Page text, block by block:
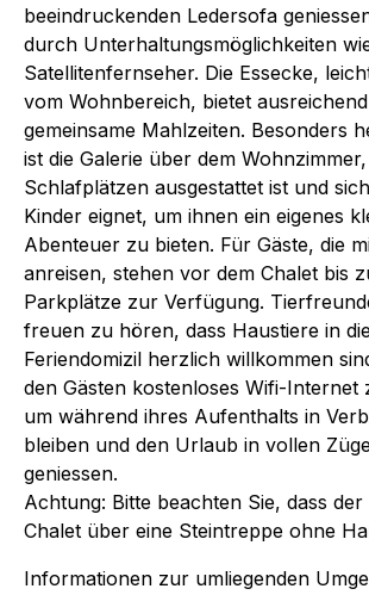
beeindruckenden Ledersofa
durch Unterhaltungsmöglichkeiten
Satellitenfernseher. Die Essecke,
vom Wohnbereich, bietet
gemeinsame Mahlzeiten. Besonders
ist die Galerie über dem
Schlafplätzen ausgestattet ist und
Kinder eignet, um ihnen ein eigenes
Abenteuer zu bieten. Für Gäste, die
anreisen, stehen vor dem Chalet bis
Parkplätze zur Verfügung.
freuen zu hören, dass Haustiere in
Feriendomizil herzlich willkommen
den Gästen kostenloses Wifi-Internet
um während ihres Aufenthalts in
bleiben und den Urlaub in vollen
geniessen.
Achtung: Bitte beachten Sie, dass
Chalet über eine Steintreppe ohne
Informationen zur umliegenden